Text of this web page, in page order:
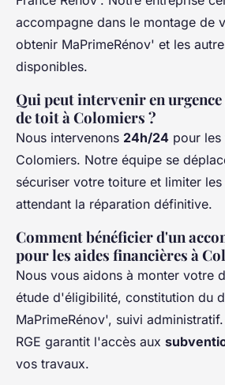
accompagne dans le montage de
obtenir MaPrimeRénov' et les
disponibles.
Qui peut intervenir en
de toit à Colomiers ?
Nous intervenons 24h/24 pour les
Colomiers. Notre équipe se
sécuriser votre toiture et limiter
attendant la réparation définitive.
Comment bénéficier d'un
pour les aides financières à
Nous vous aidons à monter votre
étude d'éligibilité, constitution du
MaPrimeRénov', suivi
RGE garantit l'accès aux
vos travaux.